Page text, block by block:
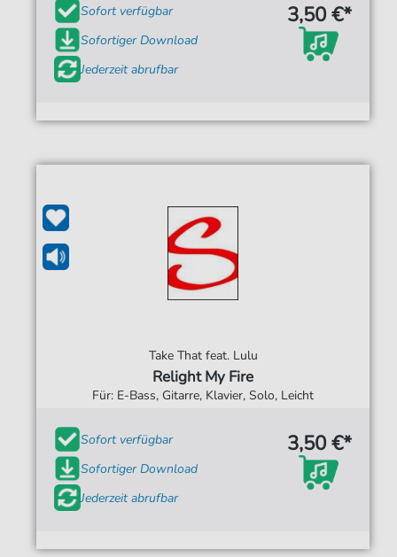
Sofort verfügbar
Sofortiger Download
Jederzeit abrufbar
3,50 €*
Take That feat. Lulu
Relight My Fire
Für: E-Bass, Gitarre, Klavier, Solo, Leicht
Sofort verfügbar
Sofortiger Download
Jederzeit abrufbar
3,50 €*